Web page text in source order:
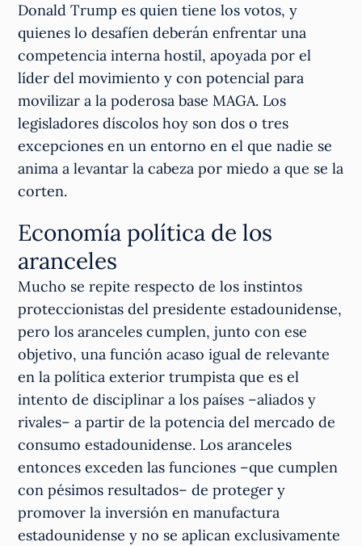
Donald Trump es quien tiene los votos, y
quienes lo desafíen deberán enfrentar una
competencia interna hostil, apoyada por el
líder del movimiento y con potencial para
movilizar a la poderosa base MAGA. Los
legisladores díscolos hoy son dos o tres
excepciones en un entorno en el que nadie se
anima a levantar la cabeza por miedo a que se la
corten.
Economía política de los
aranceles
Mucho se repite respecto de los instintos
proteccionistas del presidente estadounidense,
pero los aranceles cumplen, junto con ese
objetivo, una función acaso igual de relevante
en la política exterior trumpista que es el
intento de disciplinar a los países –aliados y
rivales– a partir de la potencia del mercado de
consumo estadounidense. Los aranceles
entonces exceden las funciones –que cumplen
con pésimos resultados– de proteger y
promover la inversión en manufactura
estadounidense y no se aplican exclusivamente